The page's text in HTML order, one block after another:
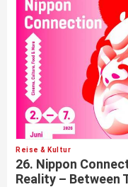
Reise & Kultur
26. Nippon
Reality – Between